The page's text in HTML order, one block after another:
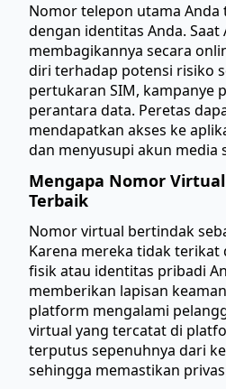
Nomor telepon utama
dengan identitas Anda. Saat
membagikannya secara
diri terhadap potensi risiko
pertukaran SIM, kampanye
perantara data. Peretas
mendapatkan akses ke
dan menyusupi akun media
Mengapa Nomor
Terbaik
Nomor virtual bertindak
Karena mereka tidak terikat
fisik atau identitas pribadi
memberikan lapisan
platform mengalami
virtual yang tercatat di
terputus sepenuhnya dari
sehingga memastikan